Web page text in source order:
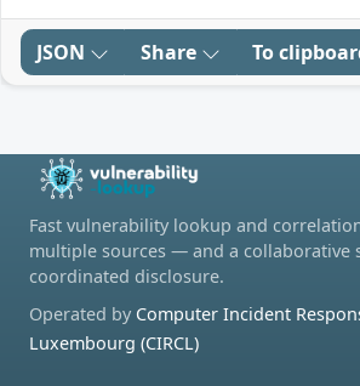
JSON Share To
Fast vulnerability lookup and
multiple sources — and a collaborative
coordinated disclosure.
Operated by Computer Incident
Luxembourg (CIRCL)